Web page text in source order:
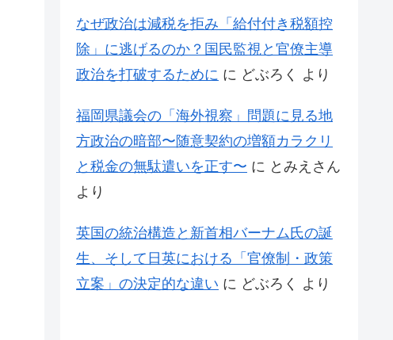
なぜ政治は減税を拒み「給付付き税額控
除」に逃げるのか？国民監視と官僚主導
政治を打破するために に どぶろく より
福岡県議会の「海外視察」問題に見る地
方政治の暗部〜随意契約の増額カラクリ
と税金の無駄遣いを正す〜 に とみえさん
より
英国の統治構造と新首相バーナム氏の誕
生、そして日英における「官僚制・政策
立案」の決定的な違い に どぶろく より